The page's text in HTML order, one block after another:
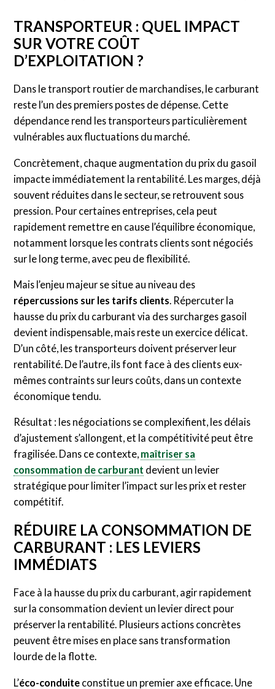
TRANSPORTEUR : QUEL IMPACT
SUR VOTRE COÛT
D’EXPLOITATION ?
Dans le transport routier de marchandises, le carburant
reste l’un des premiers postes de dépense. Cette
dépendance rend les transporteurs particulièrement
vulnérables aux fluctuations du marché.
Concrètement, chaque augmentation du prix du gasoil
impacte immédiatement la rentabilité. Les marges, déjà
souvent réduites dans le secteur, se retrouvent sous
pression. Pour certaines entreprises, cela peut
rapidement remettre en cause l’équilibre économique,
notamment lorsque les contrats clients sont négociés
sur le long terme, avec peu de flexibilité.
Mais l’enjeu majeur se situe au niveau des
répercussions sur les tarifs clients. Répercuter la
hausse du prix du carburant via des surcharges gasoil
devient indispensable, mais reste un exercice délicat.
D’un côté, les transporteurs doivent préserver leur
rentabilité. De l’autre, ils font face à des clients eux-
mêmes contraints sur leurs coûts, dans un contexte
économique tendu.
Résultat : les négociations se complexifient, les délais
d’ajustement s’allongent, et la compétitivité peut être
fragilisée. Dans ce contexte, maîtriser sa
consommation de carburant devient un levier
stratégique pour limiter l’impact sur les prix et rester
compétitif.
RÉDUIRE LA CONSOMMATION DE
CARBURANT : LES LEVIERS
IMMÉDIATS
Face à la hausse du prix du carburant, agir rapidement
sur la consommation devient un levier direct pour
préserver la rentabilité. Plusieurs actions concrètes
peuvent être mises en place sans transformation
lourde de la flotte.
L’éco-conduite constitue un premier axe efficace. Une